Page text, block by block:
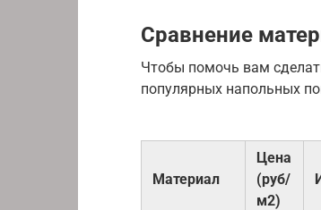
Сравнение
Чтобы помочь вам
популярных напольных
Материал
Цена
(руб/
м2)